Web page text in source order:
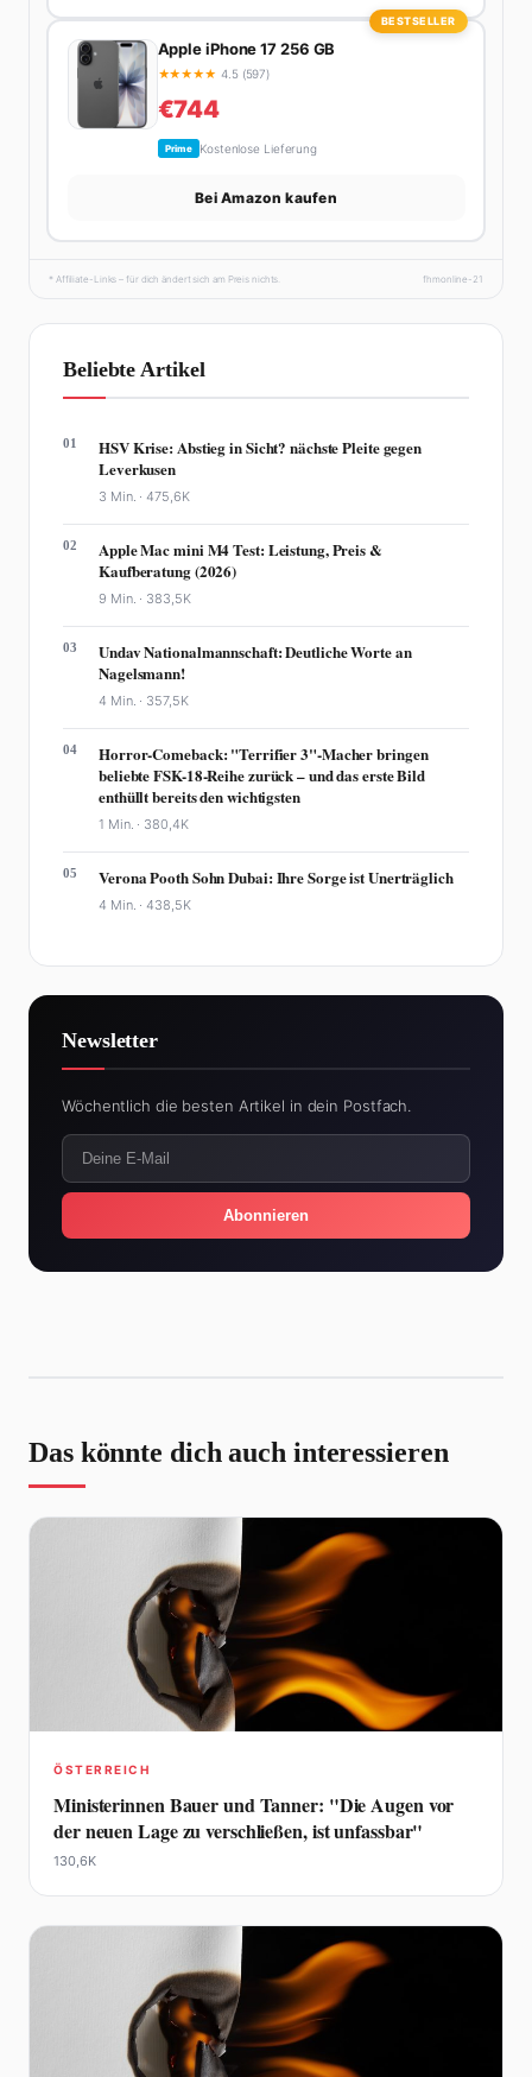
BESTSELLER
Apple iPhone 17 256 GB
★★★★★ 4.5 (597)
€744
Prime Kostenlose Lieferung
Bei Amazon kaufen
* Affiliate-Links – für dich ändert sich am Preis nichts. fhmonline-21
Beliebte Artikel
01
HSV Krise: Abstieg in Sicht? nächste Pleite gegen
Leverkusen
3 Min. ·475,6K
02
Apple Mac mini M4 Test: Leistung, Preis &
Kaufberatung (2026)
9 Min. · 383,5K
03
Undav Nationalmannschaft: Deutliche Worte an
Nagelsmann!
4 Min. · 357,5K
04
Horror-Comeback: "Terrifier 3"-Macher bringen
beliebte FSK-18-Reihe zurück – und das erste Bild
enthüllt bereits den wichtigsten
1 Min. · 380,4K
05 Verona Pooth Sohn Dubai: Ihre Sorge ist Unerträglich
4 Min. ·438,5K
Newsletter
Wöchentlich die besten Artikel in dein Postfach.
Abonnieren
Das könnte dich auch interessieren
ÖSTERREICH
Ministerinnen Bauer und Tanner: "Die Augen vor
der neuen Lage zu verschließen, ist unfassbar"
130,6K